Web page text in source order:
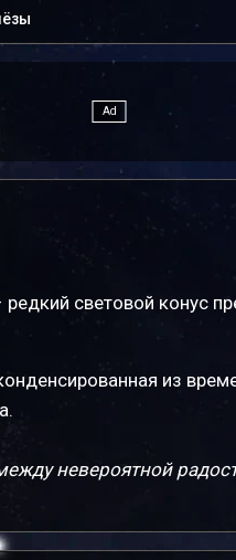
редкий световой конус
из
невероятной